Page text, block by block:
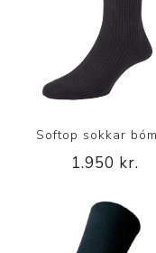
Softop sokkar
1.950 kr.